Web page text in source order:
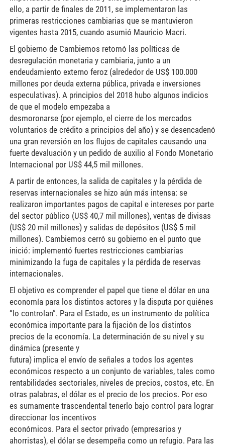
ello, a partir de finales de 2011, se implementaron las
primeras restricciones cambiarias que se mantuvieron
vigentes hasta 2015, cuando asumió Mauricio Macri.
El gobierno de Cambiemos retomó las políticas de
desregulación monetaria y cambiaria, junto a un
endeudamiento externo feroz (alrededor de US$ 100.000
millones por deuda externa pública, privada e inversiones
especulativas). A principios del 2018 hubo algunos indicios
de que el modelo empezaba a
desmoronarse (por ejemplo, el cierre de los mercados
voluntarios de crédito a principios del año) y se desencadenó
una gran reversión en los flujos de capitales causando una
fuerte devaluación y un pedido de auxilio al Fondo Monetario
Internacional por US$ 44,5 mil millones.
A partir de entonces, la salida de capitales y la pérdida de
reservas internacionales se hizo aún más intensa: se
realizaron importantes pagos de capital e intereses por parte
del sector público (US$ 40,7 mil millones), ventas de divisas
(US$ 20 mil millones) y salidas de depósitos (US$ 5 mil
millones). Cambiemos cerró su gobierno en el punto que
inició: implementó fuertes restricciones cambiarias
minimizando la fuga de capitales y la pérdida de reservas
internacionales.
El objetivo es comprender el papel que tiene el dólar en una
economía para los distintos actores y la disputa por quiénes
“lo controlan”. Para el Estado, es un instrumento de política
económica importante para la fijación de los distintos
precios de la economía. La determinación de su nivel y su
dinámica (presente y
futura) implica el envío de señales a todos los agentes
económicos respecto a un conjunto de variables, tales como
rentabilidades sectoriales, niveles de precios, costos, etc. En
otras palabras, el dólar es el precio de los precios. Por eso
es sumamente trascendental tenerlo bajo control para lograr
direccionar los incentivos
económicos. Para el sector privado (empresarios y
ahorristas), el dólar se desempeña como un refugio. Para las